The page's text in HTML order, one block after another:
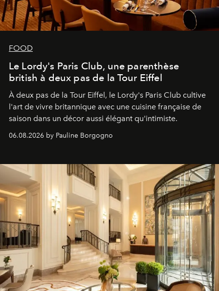
FOOD
Le Lordy's Paris Club, une parenthèse
british à deux pas de la Tour Eiffel
À deux pas de la Tour Eiffel, le Lordy's Paris Club cultive
l'art de vivre britannique avec une cuisine française de
saison dans un décor aussi élégant qu'intimiste.
06.08.2026 by Pauline Borgogno